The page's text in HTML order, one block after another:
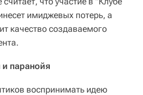
имиджевых потерь, а
качество создаваемого
паранойя
воспринимать идею